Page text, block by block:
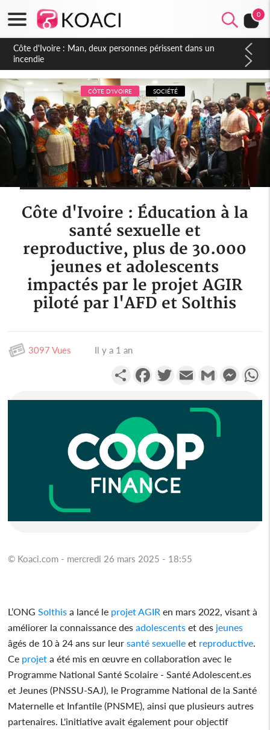
0
Côte d'Ivoire : Séileu, la célébration de la fête nationale
transformée en vaste campagne contre les produits
dépigmentants dangereux
CÔTE D'IVOIRE SOCIÉTÉ
Côte d'Ivoire : Éducation à la
santé sexuelle et
reproductive, plus de 30.000
jeunes et adolescents
impactés par le projet AGIR
piloté par l'AFD et Solthis
3097 Vues Il y a 1 an
PartagerFacebookTwitterEmail Gmail
© Koaci.com - mercredi 26 mars 2025 - 18:55
L’ONG Solthis a lancé le projet AGIR en mars 2022, visant à
améliorer la connaissance des adolescents et des jeunes
âgés de 10 à 24 ans sur leur santé sexuelle et reproductive
Ce projet a été mis en œuvre en collaboration avec le
Programme National Santé Scolaire - Santé Adolescent.es
et Jeunes (PNSSU-SAJ), le Programme National de la Santé
Maternelle et Infantile (PNSME), ainsi que plusieurs autres
partenaires. L'initiative avait également pour objectif